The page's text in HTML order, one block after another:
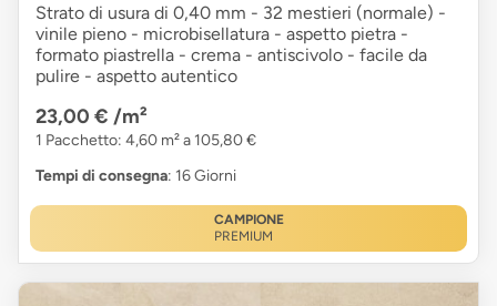
Strato di usura di 0,40 mm - 32 mestieri (normale) -
vinile pieno - microbisellatura - aspetto pietra -
formato piastrella - crema - antiscivolo - facile da
pulire - aspetto autentico
23,00 € /m²
1 Pacchetto: 4,60 m² a 105,80 €
Tempi di consegna: 16 Giorni
CAMPIONE
PREMIUM